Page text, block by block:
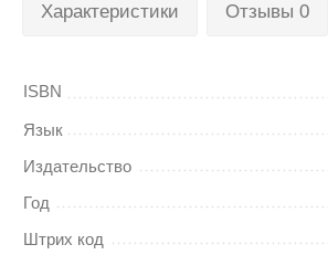
Характеристики Отзывы 0
ISBN
Язык
Издательство
Год
Штрих код